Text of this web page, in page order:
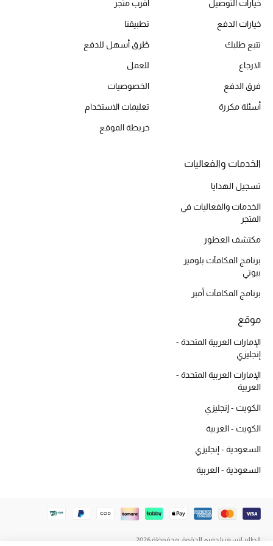
تسوقوا الأحذية
خصومات
الجديد في عالم الجمال
العطور
مكتشف العطور
مستحضرات العناية
مستحضرات الاستحمام والعناية بالجسم
الصحة والعافية
الجمال في بلوميز
خيارات التوصيل
خيارات الدفع
تتبع طلبك
الارجاع
فرق الدفع
أسئلة مكررة
أقرب متجر
تطبيقنا
طُرق أسهل للدفع
للعمل
الخصوصيات
تعليمات الاستخدام
خريطة الموقع
الخدمات والفعاليات
تسجيل الهدايا
الخدمات والفعاليات في
المتجر
مكتشف العطور
برنامج المكافآت بلوميز
بيوتي
برنامج المكافآت أمبر
موقع
الإمارات العربية المتحدة -
إنجليزي
الإمارات العربية المتحدة -
العربية
الكويت - إنجليزي
الكويت - العربية
السعودية - إنجليزي
السعودية - العربية
الطاير إنسغنيا جميع الحقوق محفوظة 2026